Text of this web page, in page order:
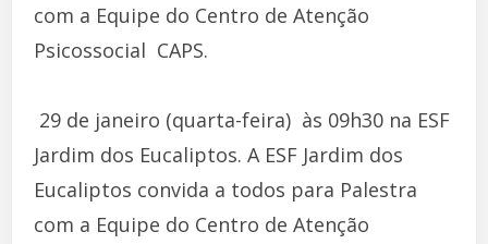
com a Equipe do Centro de Atenção
Psicossocial  CAPS.
 29 de janeiro (quarta-feira)  às 09h30 na ESF
Jardim dos Eucaliptos. A ESF Jardim dos
Eucaliptos convida a todos para Palestra
com a Equipe do Centro de Atenção